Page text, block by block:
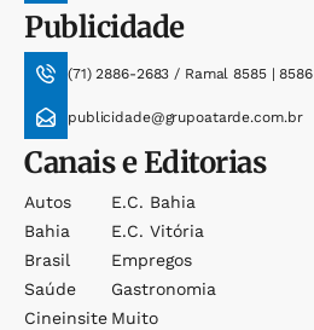
Publicidade
(71) 2886-2683 / Ramal 8585 | 8586
publicidade@grupoatarde.com.br
Canais e Editorias
Autos
Bahia
Brasil
Saúde
Cineinsite
E.c. Bahia
E.c. Vitória
Empregos
Gastronomia
Muito